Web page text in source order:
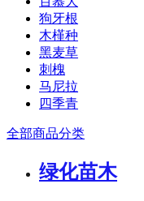
狗牙根
木槿种
黑麦草
刺槐
马尼拉
四季青
全部商品分类
绿化苗木